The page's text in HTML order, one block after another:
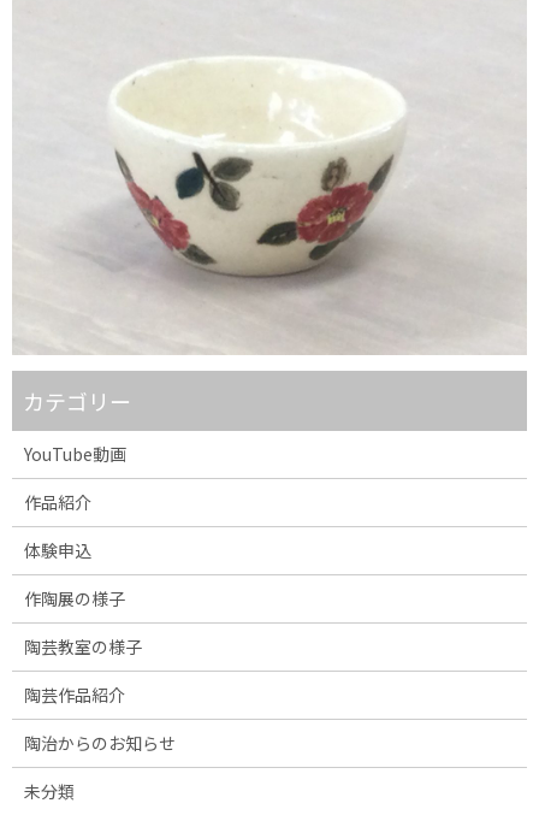
カテゴリー
YouTube動画
作品紹介
体験申込
作陶展の様子
陶芸教室の様子
陶芸作品紹介
陶治からのお知らせ
未分類